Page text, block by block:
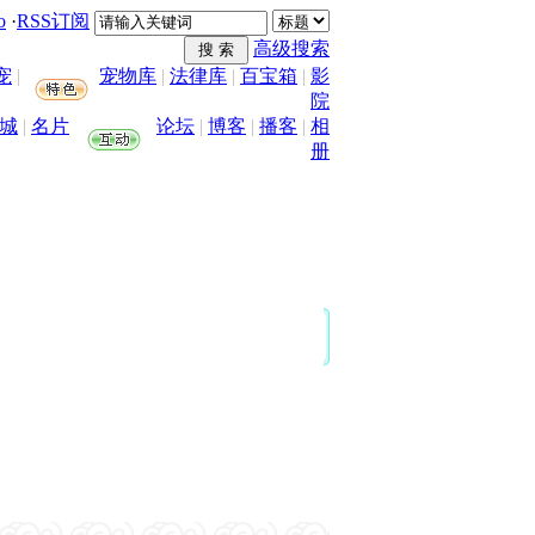
·RSS订阅
高级搜索
| 宠物库 | 法律库 | 百宝箱 | 影
院
| 名片 论坛 | 博客 | 播客 | 相
册